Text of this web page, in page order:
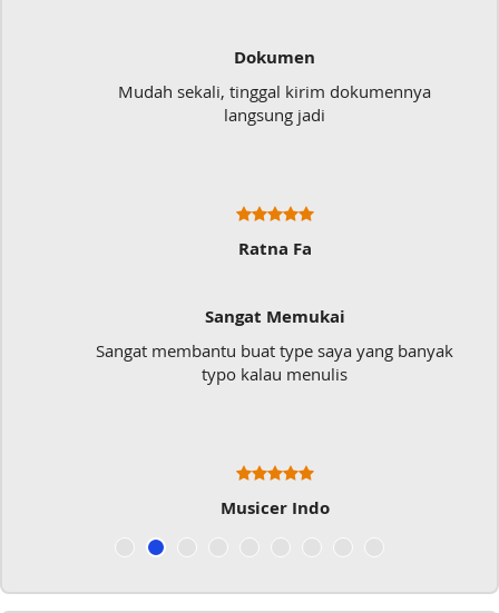
Dokumen
Mudah sekali, tinggal kirim dokumennya
langsung jadi
Ratna Fa
Sangat Memukai
Sangat membantu buat type saya yang banyak
typo kalau menulis
Musicer Indo